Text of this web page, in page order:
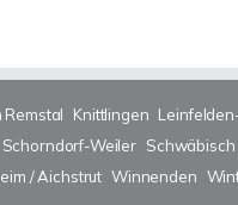
Remstal Knittlingen
Schorndorf-Weiler Schwäbisch
/ Aichstrut Winnenden